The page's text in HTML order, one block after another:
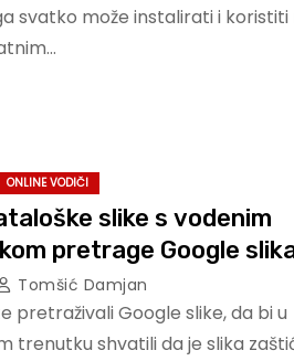
svatko može instalirati i koristiti
ONLINE VODIČI
slike s vodenim
pretrage Google
Tomšić Damjan
pretraživali Google slike, da bi u
trenutku shvatili da je slika